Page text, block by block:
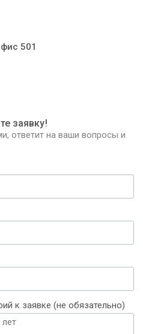
501
заявку!
ответит на ваши вопросы и
к заявке (не обязательно)